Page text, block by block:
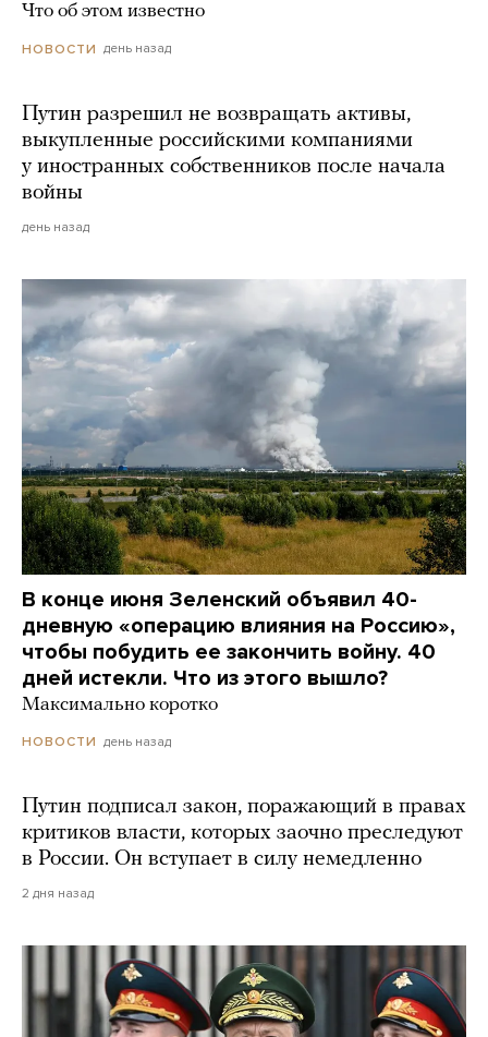
Что об этом известно
НОВОСТИ день назад
Путин разрешил не возвращать активы,
выкупленные российскими компаниями
у иностранных собственников после начала
войны
день назад
В конце июня Зеленский объявил 40-
дневную «операцию влияния на Россию»,
чтобы побудить ее закончить войну. 40
дней истекли. Что из этого вышло?
Максимально коротко
НОВОСТИ день назад
Путин подписал закон, поражающий в правах
критиков власти, которых заочно преследуют
в России. Он вступает в силу немедленно
2 дня назад